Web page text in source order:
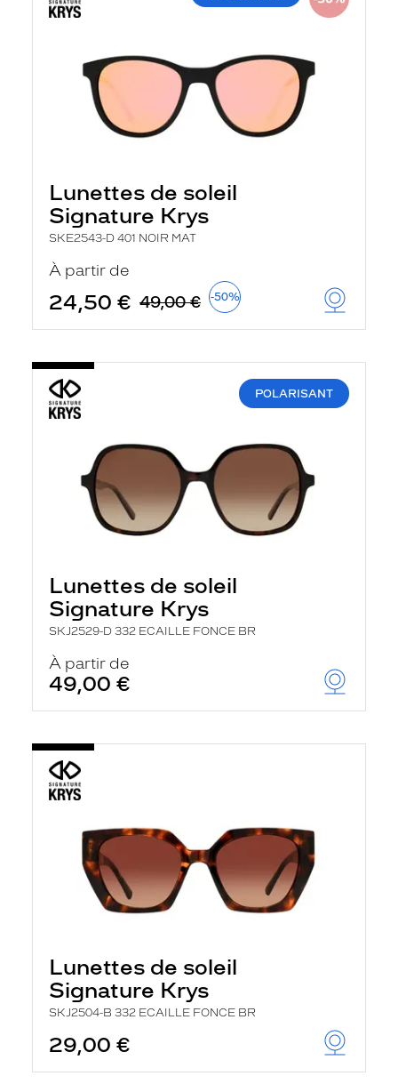
Lunettes de soleil
Signature Krys
SKE2543-D 401 NOIR MAT
À partir de
24,50 € 49,00 € -50%
POLARISANT
Lunettes de soleil
Signature Krys
SKJ2529-D 332 ECAILLE FONCE BR
À partir de
49,00 €
Lunettes de soleil
Signature Krys
SKJ2504-B 332 ECAILLE FONCE BR
29,00 €